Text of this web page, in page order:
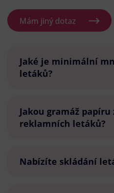
Mám jiný dotaz
Jaké je minimální
letáků?
Jakou gramáž
reklamních letáků?
Nabízíte skládání